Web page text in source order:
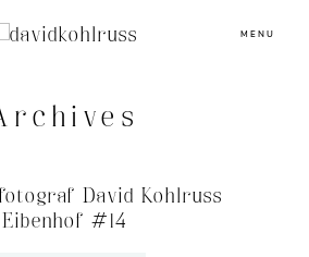
MENU
David Kohlruss
Eibenhof #14